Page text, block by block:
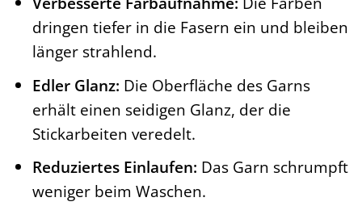
dringen tiefer in die Fasern ein und bleiben
länger strahlend.
Edler Glanz: Die Oberfläche des Garns
erhält einen seidigen Glanz, der die
Stickarbeiten veredelt.
Reduziertes Einlaufen: Das Garn schrumpft
weniger beim Waschen.